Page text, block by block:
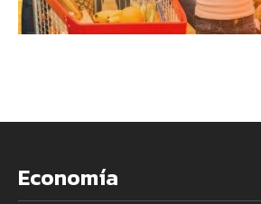
Economía